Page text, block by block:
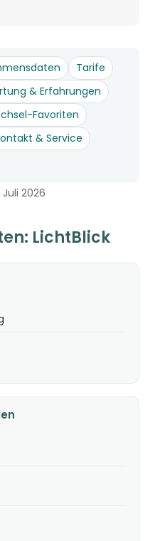
Tarife
& Erfahrungen
Favoriten
& Service
2026
LichtBlick